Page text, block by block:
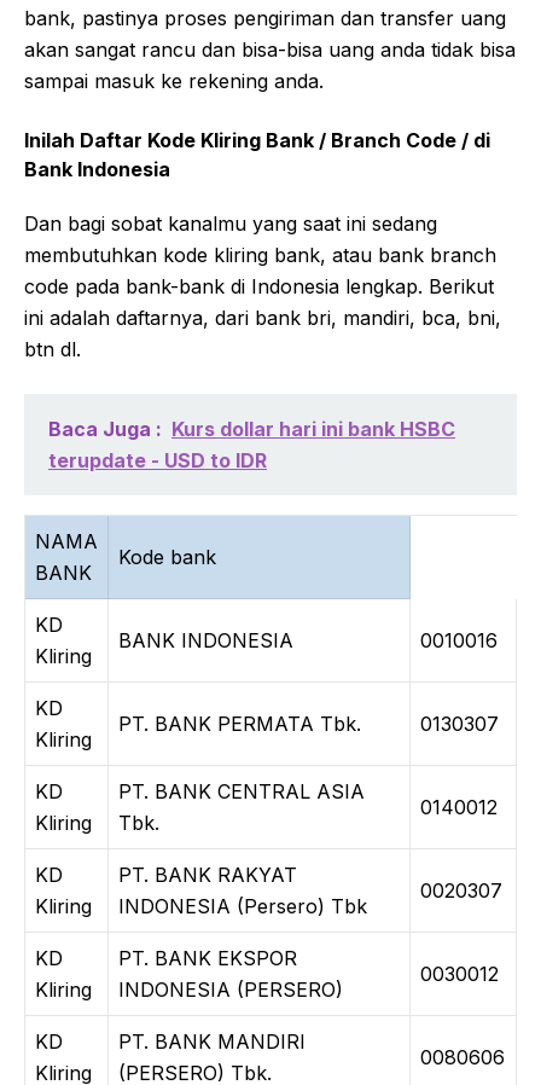
bank, pastinya proses pengiriman dan transfer uang
akan sangat rancu dan bisa-bisa uang anda tidak bisa
sampai masuk ke rekening anda.
Inilah Daftar Kode Kliring Bank / Branch Code / di
Bank Indonesia
Dan bagi sobat kanalmu yang saat ini sedang
membutuhkan kode kliring bank, atau bank branch
code pada bank-bank di Indonesia lengkap. Berikut
ini adalah daftarnya, dari bank bri, mandiri, bca, bni,
btn dl.
Baca Juga : Kurs dollar hari ini bank HSBC
terupdate - USD to IDR
NAMA
BANK
Kode bank
KD
Kliring
BANK INDONESIA 0010016
KD
Kliring
PT. BANK PERMATA Tbk. 0130307
KD
Kliring
PT. BANK CENTRAL ASIA
Tbk.
0140012
KD
Kliring
PT. BANK RAKYAT
INDONESIA (Persero) Tbk
0020307
KD
Kliring
PT. BANK EKSPOR
INDONESIA (PERSERO)
0030012
KD
Kliring
PT. BANK MANDIRI
(PERSERO) Tbk.
0080606